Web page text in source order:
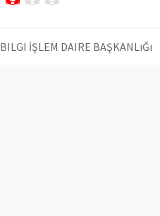
BILGI İŞLEM DAIRE BAŞKANLıĞı